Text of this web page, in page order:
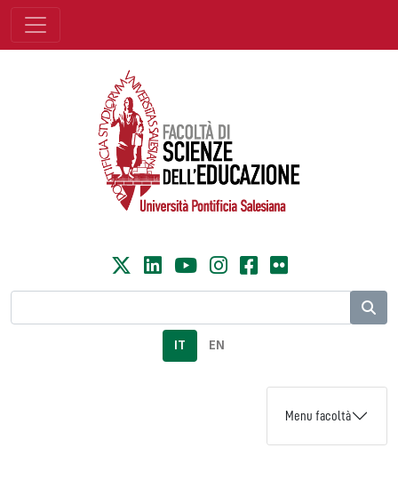
IT EN
Menu facoltà